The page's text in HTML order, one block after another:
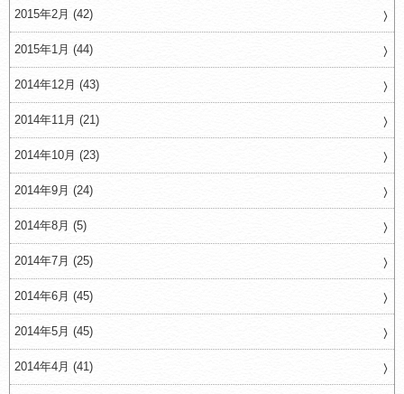
2015年2月 (42)
2015年1月 (44)
2014年12月 (43)
2014年11月 (21)
2014年10月 (23)
2014年9月 (24)
2014年8月 (5)
2014年7月 (25)
2014年6月 (45)
2014年5月 (45)
2014年4月 (41)